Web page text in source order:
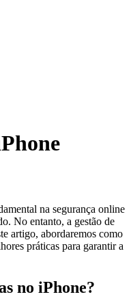
na segurança online
No entanto, a gestão de
artigo, abordaremos como
práticas para garantir a
no iPhone?